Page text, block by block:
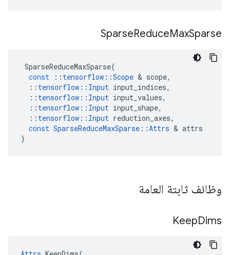
SparseReduceMaxSparse
SparseReduceMaxSparse(
const
:: tensorflow ::Scope & scope,
:: tensorflow :: Input input_indices,
:: tensorflow :: Input input_values,
:: tensorflow :: Input input_shape,
:: tensorflow :: Input reduction_axes,
const SparseReduceMaxSparse ::Attrs & attrs
)
وظائف ثابتة العامة
KeepDims